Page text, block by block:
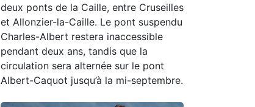
deux ponts de la Caille, entre Cruseilles
et Allonzier-la-Caille. Le pont suspendu
Charles-Albert restera inaccessible
pendant deux ans, tandis que la
circulation sera alternée sur le pont
Albert-Caquot jusqu’à la mi-septembre.